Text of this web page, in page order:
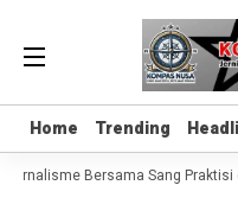
Home Trending
Home Trending
Bersama Sang Praktisi di